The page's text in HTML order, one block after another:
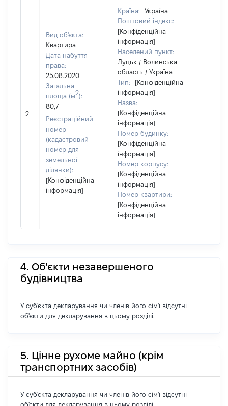
2
Вид об'єкта:
Квартира
Дата набуття
права:
25.08.2020
Загальна
площа (м2):
80,7
Реєстраційний
номер
(кадастровий
номер для
земельної
ділянки):
[Конфіденційна
інформація]
Країна:
Україна
Поштовий індекс:
[Конфіденційна
інформація]
Населений пункт:
Луцьк / Волинська
область / Україна
Тип:
[Конфіденційна
інформація]
Назва:
[Конфіденційна
інформація]
Номер будинку:
[Конфіденційна
інформація]
Номер корпусу:
[Конфіденційна
інформація]
Номер квартири:
[Конфіденційна
інформація]
4. Об'єкти незавершеного
будівництва
У суб'єкта декларування чи членів його сім'ї відсутні
об'єкти для декларування в цьому розділі.
5. Цінне рухоме майно (крім
транспортних засобів)
У суб'єкта декларування чи членів його сім'ї відсутні
об'єкти для декларування в цьому розділі.